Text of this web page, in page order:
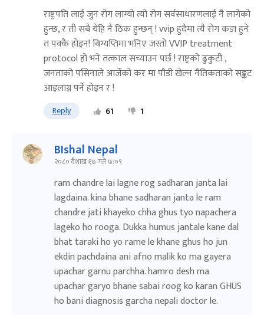
राष्ट्रपति लाई जुन रोग लाग्यो त्यो रोग सर्वसाधारणलाई नै लागेको
हुन्छ, र ती सबै येहि नै ठिक हुन्छन् ! vvip हुदैमा त्यै रोग कडा हुने
त पक्कै होइन! बिग्यप्तिमा भनिए जस्तो VVIP treatment
protocol हो भने तत्काल सच्याउन पर्छ ! राष्ट्रको ढुकुटी ,
जनताको पसिनाले आर्जेको कर मा पौडी खेल्न नैतिकताको सङ्कट
आइलाग्न पर्ने होइन र !
Reply 61 1
BIshal Nepal
२०८० वैशाख १७ गते ७:०९
ram chandre lai lagne rog sadharan janta lai
lagdaina. kina bhane sadharan janta le ram
chandre jati khayeko chha ghus tyo napachera
lageko ho rooga. Dukka humus jantale kane dal
bhat taraki ho yo rame le khane ghus ho jun
ekdin pachdaina ani afno malik ko ma gayera
upachar garnu parchha. hamro desh ma
upachar garyo bhane sabai roog ko karan GHUS
ho bani diagnosis garcha nepali doctor le.